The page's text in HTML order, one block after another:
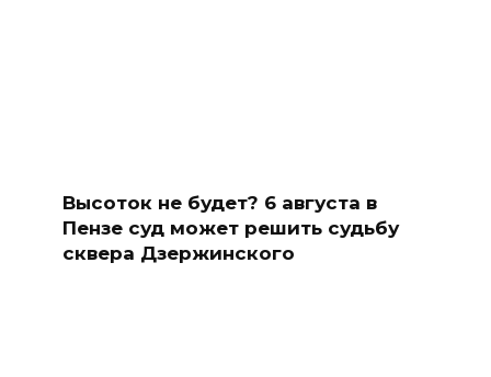
Высоток не будет? 6 августа в
Пензе суд может решить судьбу
сквера Дзержинского